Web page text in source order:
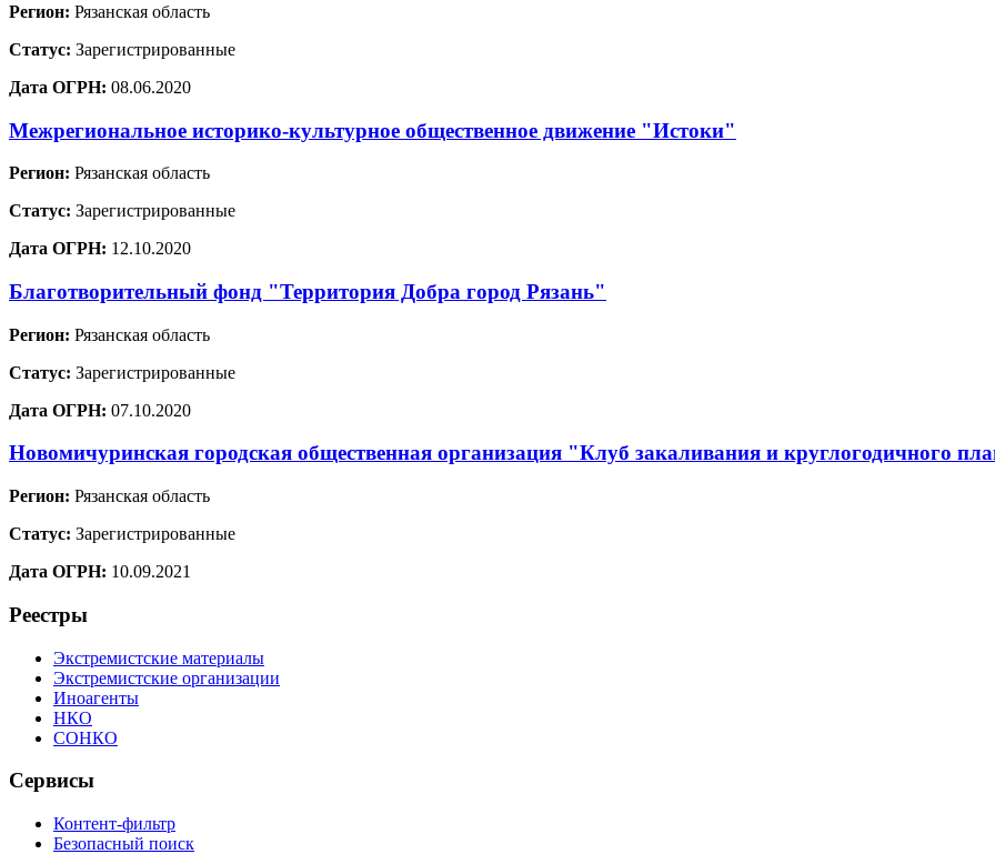
Регион: Рязанская область
Статус: Зарегистрированные
Дата ОГРН: 08.06.2020
Межрегиональное историко-культурное общественное движение "Истоки"
Регион: Рязанская область
Статус: Зарегистрированные
Дата ОГРН: 12.10.2020
Благотворительный фонд "Территория Добра город Рязань"
Регион: Рязанская область
Статус: Зарегистрированные
Дата ОГРН: 07.10.2020
Новомичуринская городская общественная организация "Клуб закаливания и круглогодичного
Регион: Рязанская область
Статус: Зарегистрированные
Дата ОГРН: 10.09.2021
Реестры
Экстремистские материалы
Экстремистские организации
Иноагенты
НКО
СОНКО
Сервисы
Контент-фильтр
Безопасный поиск